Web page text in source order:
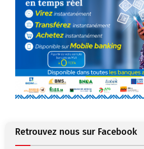
Retrouvez nous sur Facebook